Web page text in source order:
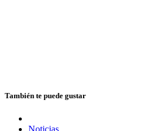
También te puede gustar
Noticias